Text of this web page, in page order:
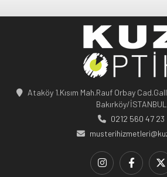
Ataköy 1.Kısım Mah.Rauf Orbay
Bakırköy/İSTANBUL
0212 560 47 23